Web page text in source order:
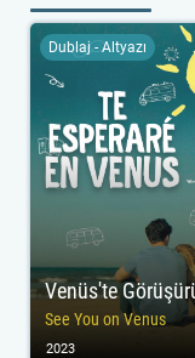
Venüs'te
See You on Venus
Dublaj - Altyazı
2023